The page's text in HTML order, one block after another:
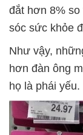
đắt hơn 8%
sóc sức khỏe
Như vậy,
hơn đàn ông
họ là phái yếu.